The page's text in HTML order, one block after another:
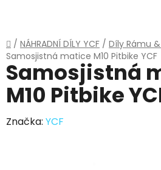
Domů
/ NÁHRADNÍ DÍLY YCF / Díly Rámu
Samosjistná matice M10 Pitbike YCF
Samosjistná
M10 Pitbike
Značka: YCF